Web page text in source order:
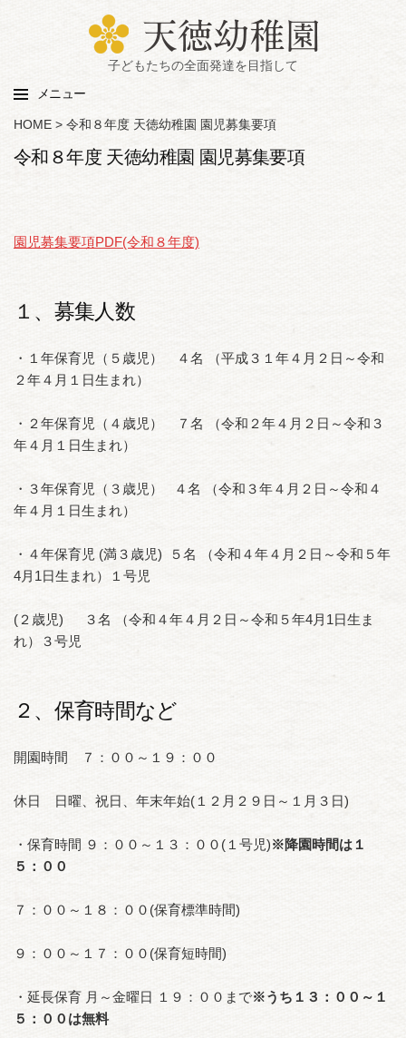
子どもたちの全面発達を目指して
メニュー
HOME > 令和８年度 天徳幼稚園 園児募集要項
令和８年度 天徳幼稚園 園児募集要項
園児募集要項PDF(令和８年度)
１、募集人数
・１年保育児（５歳児） ４名 （平成３１年４月２日～令和
２年４月１日生まれ）
・２年保育児（４歳児） ７名 （令和２年４月２日～令和３
年４月１日生まれ）
・３年保育児（３歳児） ４名 （令和３年４月２日～令和４
年４月１日生まれ）
・４年保育児 (満３歳児) ５名 （令和４年４月２日～令和５年
4月1日生まれ）１号児
(２歳児) ３名 （令和４年４月２日～令和５年4月1日生ま
れ）３号児
２、保育時間など
開園時間 ７：００～１９：００
休日 日曜、祝日、年末年始(１２月２９日～１月３日)
・保育時間 ９：００～１３：００(１号児)※降園時間は１
５：００
７：００～１８：００(保育標準時間)
９：００～１７：００(保育短時間)
・延長保育 月～金曜日 １９：００まで※うち１３：００～１
５：００は無料